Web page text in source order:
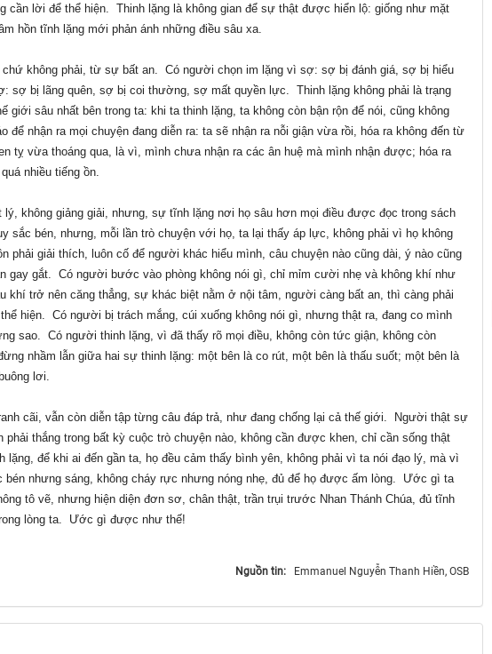
cần lời để thể hiện. Thinh lặng là không gian để sự thật được hiển lộ: giống như mặt
hồn tĩnh lặng mới phản ánh những điều sâu xa.
không phải, từ sự bất an. Có người chọn im lặng vì sợ: sợ bị đánh giá, sợ bị hiểu
sợ bị lãng quên, sợ bị coi thường, sợ mất quyền lực. Thinh lặng không phải là trạng
giới sâu nhất bên trong ta: khi ta thinh lặng, ta không còn bận rộn để nói, cũng không
nhận ra mọi chuyện đang diễn ra: ta sẽ nhận ra nỗi giận vừa rồi, hóa ra không đến từ
tỵ vừa thoáng qua, là vì, mình chưa nhận ra các ân huệ mà mình nhận được; hóa ra
nhiều tiếng ồn.
không giảng giải, nhưng , sự tĩnh lặng nơi họ sâu hơn mọi điều được đọc trong sách
sắc bén, nhưng, mỗi lần trò chuyện với họ, ta lại thấy áp lực, không phải vì họ không
phải giải thích, luôn cố để người khác hiểu mình, câu chuyện nào cũng dài, ý nào cũng
gay gắt. Có người bước vào phòng không nói gì, chỉ mỉm cười nhẹ và không khí như
trở nên căng thẳng, sự khác biệt nằm ở nội tâm, người càng bất an, thì càng phải
hiện. Có người bị trách mắng, cúi xuống không nói gì, nhưng thật ra, đang co mình
sao. Có người thinh lặng, vì đã thấy rõ mọi điều, không còn tức giận, không còn
nhầm lẫn giữa hai sự thinh lặng: một bên là co rút, một bên là thấu suốt; một bên là
lơi.
cãi, vẫn còn diễn tập từng câu đáp trả, như đang chống lại cả thế giới. Người thật sự
thắng trong bất kỳ cuộc trò chuyện nào, không cần được khen, chỉ cần sống thật
để khi ai đến gần ta, họ đều cảm thấy bình yên, không phải vì ta nói đạo lý, mà vì
bén nhưng sáng, không cháy rực nhưng nóng nhẹ, đủ để họ được ấm lòng. Ước gì ta
tô vẽ, nhưng hiện diện đơn sơ, chân thật, trần trụi trước Nhan Thánh Chúa, đủ tĩnh
lòng ta. Ước gì được như thế!
Nguồn tin: Emmanuel Nguyễn Thanh Hiền, OSB